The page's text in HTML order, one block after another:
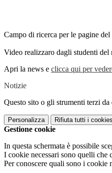
Campo di ricerca per le pagine del
Video realizzaro dagli studenti
Apri la news e clicca qui per
Notizie
Questo sito o gli strumenti terzi
Personalizza Rifiuta tutti i cookies
Gestione cookie
In questa schermata è possibile
I cookie necessari sono quelli
Per conoscere quali sono i cookie